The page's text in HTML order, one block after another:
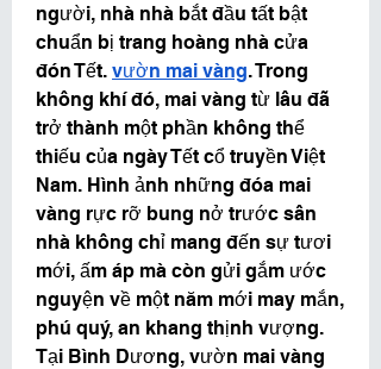
người, nhà nhà bắt đầu tất bật
chuẩn bị trang hoàng nhà cửa
đón Tết. vườn mai vàng. Trong
không khí đó, mai vàng từ lâu đã
trở thành một phần không thể
thiếu của ngày Tết cổ truyền Việt
Nam. Hình ảnh những đóa mai
vàng rực rỡ bung nở trước sân
nhà không chỉ mang đến sự tươi
mới, ấm áp mà còn gửi gắm ước
nguyện về một năm mới may mắn,
phú quý, an khang thịnh vượng.
Tại Bình Dương, vườn mai vàng